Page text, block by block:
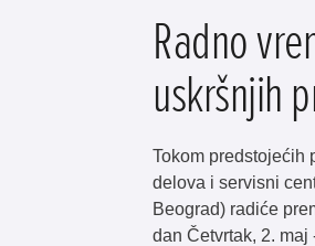
Radno
uskršnjih
Tokom predstojećih
delova i servisni
Beograd) radiće
dan Četvrtak, 2.